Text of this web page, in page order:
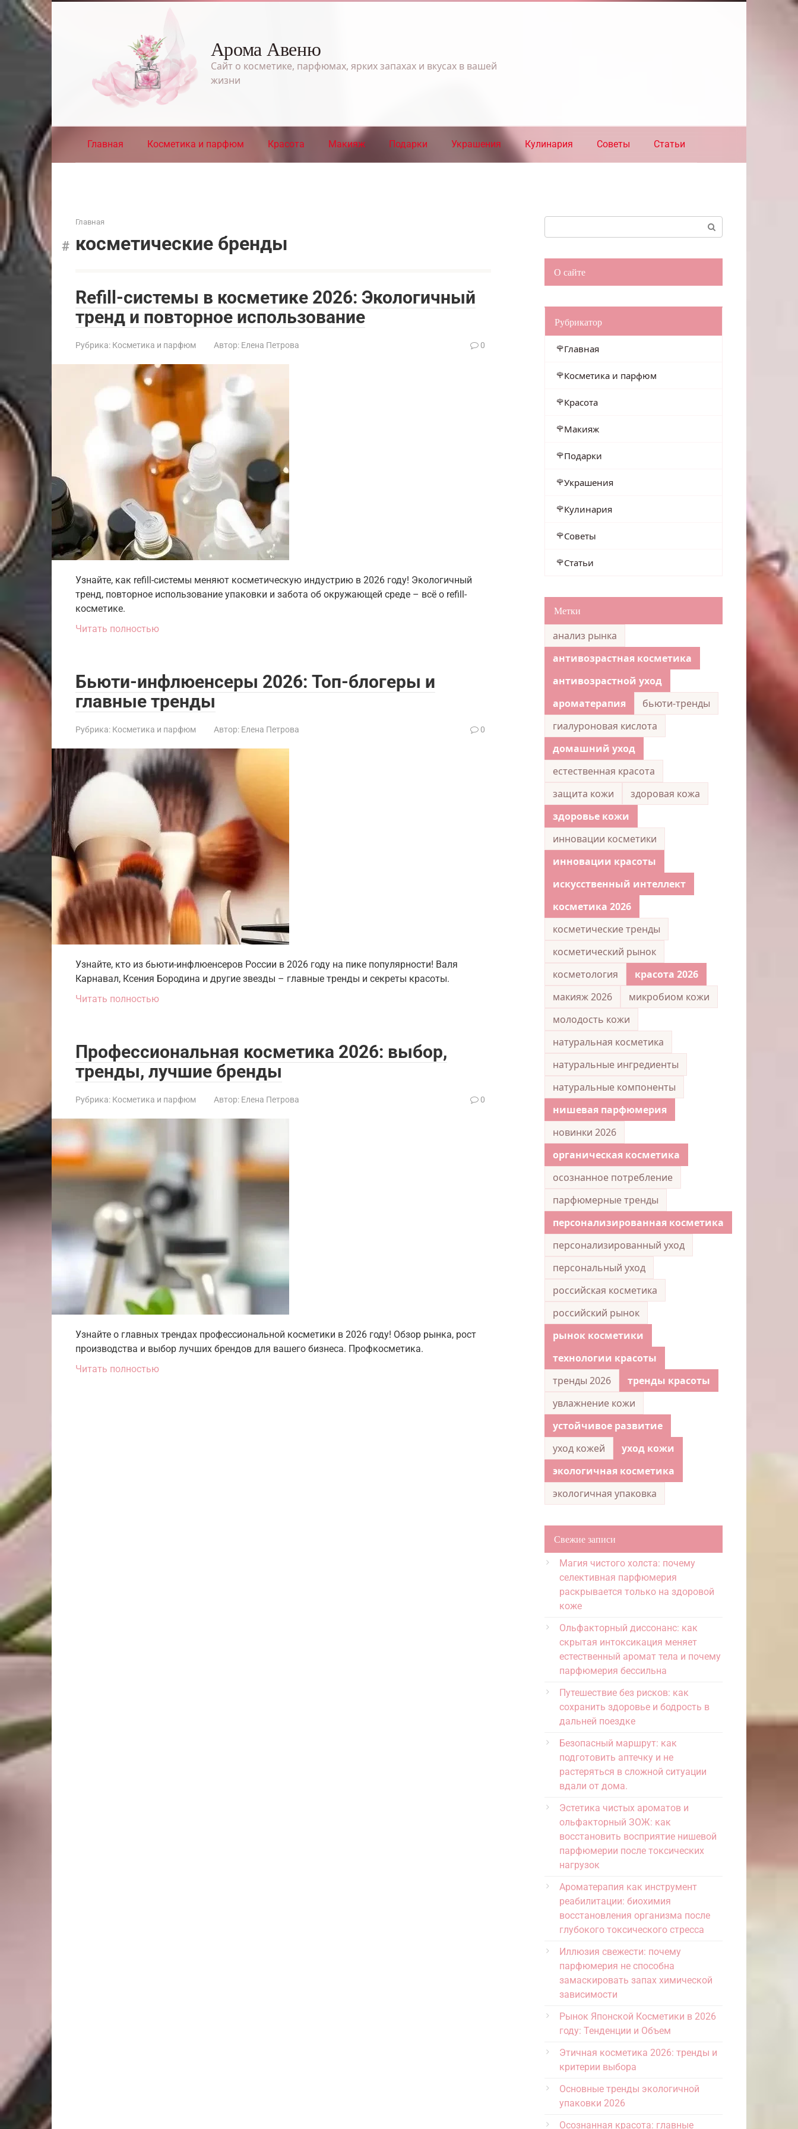
Перейти
к
контенту
Арома Авеню
Сайт о косметике, парфюмах, ярких запахах и вкусах в вашей
жизни
Главная Косметика и парфюм Красота Макияж Подарки Украшения Кулинария Советы Статьи
Главная
косметические бренды
Refill-системы в косметике 2026: Экологичный
тренд и повторное использование
Рубрика: Косметика и парфюм Автор: Елена Петрова 0
Узнайте, как refill-системы меняют косметическую индустрию в 2026 году! Экологичный
тренд, повторное использование упаковки и забота об окружающей среде – всё о refill-
косметике.
Читать полностью
Бьюти-инфлюенсеры 2026: Топ-блогеры и
главные тренды
Рубрика: Косметика и парфюм Автор: Елена Петрова 0
Узнайте, кто из бьюти-инфлюенсеров России в 2026 году на пике популярности! Валя
Карнавал, Ксения Бородина и другие звезды – главные тренды и секреты красоты.
Читать полностью
Профессиональная косметика 2026: выбор,
тренды, лучшие бренды
Рубрика: Косметика и парфюм Автор: Елена Петрова 0
Узнайте о главных трендах профессиональной косметики в 2026 году! Обзор рынка, рост
производства и выбор лучших брендов для вашего бизнеса. Профкосметика.
Читать полностью
О сайте
Рубрикатор
Главная
Косметика и парфюм
Красота
Макияж
Подарки
Украшения
Кулинария
Советы
Статьи
Метки
анализ рынка
антивозрастная косметика
антивозрастной уход
ароматерапия
бьюти-тренды
гиалуроновая кислота
домашний уход
естественная красота
защита кожи
здоровая кожа
здоровье кожи
инновации косметики
инновации красоты
искусственный интеллект
косметика 2026
косметические тренды
косметический рынок
косметология
красота 2026
макияж 2026
микробиом кожи
молодость кожи
натуральная косметика
натуральные ингредиенты
натуральные компоненты
нишевая парфюмерия
новинки 2026
органическая косметика
осознанное потребление
парфюмерные тренды
персонализированная косметика
персонализированный уход
персональный уход
российская косметика
российский рынок
рынок косметики
технологии красоты
тренды 2026
тренды красоты
увлажнение кожи
устойчивое развитие
уход кожей
уход кожи
экологичная косметика
экологичная упаковка
Свежие записи
Магия чистого холста: почему
селективная парфюмерия
раскрывается только на здоровой
коже
Ольфакторный диссонанс: как
скрытая интоксикация меняет
естественный аромат тела и почему
парфюмерия бессильна
Путешествие без рисков: как
сохранить здоровье и бодрость в
дальней поездке
Безопасный маршрут: как
подготовить аптечку и не
растеряться в сложной ситуации
вдали от дома.
Эстетика чистых ароматов и
ольфакторный ЗОЖ: как
восстановить восприятие нишевой
парфюмерии после токсических
нагрузок
Ароматерапия как инструмент
реабилитации: биохимия
восстановления организма после
глубокого токсического стресса
Иллюзия свежести: почему
парфюмерия не способна
замаскировать запах химической
зависимости
Рынок Японской Косметики в 2026
году: Тенденции и Объем
Этичная косметика 2026: тренды и
критерии выбора
Основные тренды экологичной
упаковки 2026
Осознанная красота: главные